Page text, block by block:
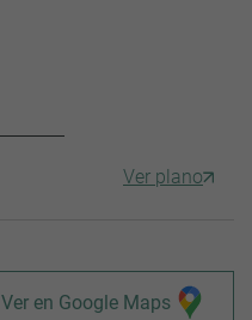
Ver plano
Ver en Google Maps